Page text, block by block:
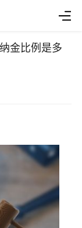
金比例是多